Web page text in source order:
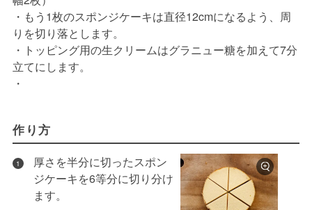
・もう1枚のスポンジケーキは直径12cmになるよう、周
りを切り落とします。
・トッピング用の生クリームはグラニュー糖を加えて7分
立てにします。
・
作り方
1
厚さを半分に切ったスポン
ジケーキを6等分に切り分け
ます。